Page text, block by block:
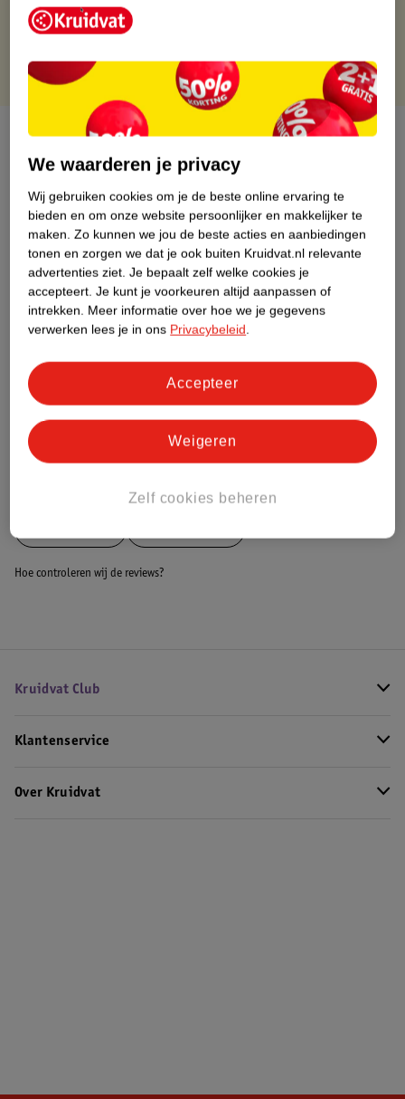
Gratis punten met je Kruidvat kaart
Over dit product
Productinformatie
Etiketinformatie
Nature Impact Score
Dit product heeft (nog) geen Nature
Impact Score.
Bestel & Bezorginformatie
Hoe controleren wij de reviews?
Kruidvat Club
Klantenservice
Over Kruidvat
We waarderen je privacy
Wij gebruiken cookies om je de beste online ervaring te
bieden en om onze website persoonlijker en makkelijker te
maken. Zo kunnen we jou de beste acties en aanbiedingen
tonen en zorgen we dat je ook buiten Kruidvat.nl relevante
advertenties ziet. Je bepaalt zelf welke cookies je
accepteert. Je kunt je voorkeuren altijd aanpassen of
intrekken. Meer informatie over hoe we je gegevens
verwerken lees je in ons Privacybeleid.
Zelf cookies beheren
Weigeren
Accepteer